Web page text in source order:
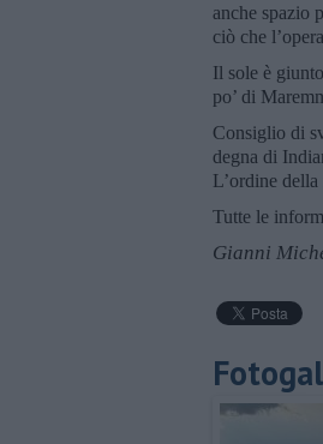
anche spazio
ciò che
Il sole è
po’ di
Consiglio di
degna di
L’ordine
Tutte le
Gianni